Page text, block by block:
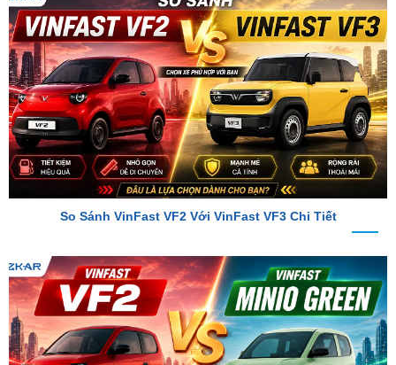
So Sánh VinFast VF2 Với VinFast VF3 Chi Tiết